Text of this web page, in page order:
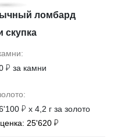
ломбард
скупка
₽ за камни
₽ х 4,2 г за золото
25'620 ₽